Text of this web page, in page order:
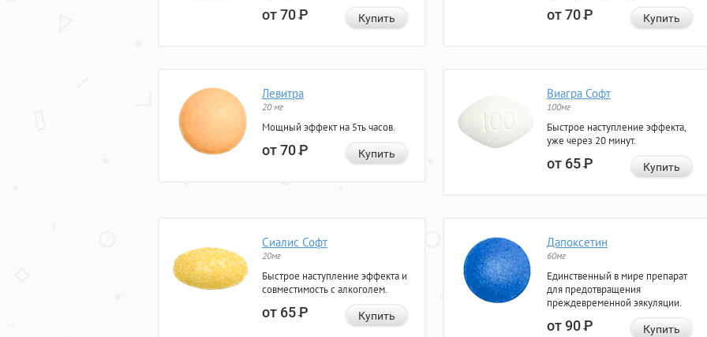
от 70Р Купить от 70Р Купить
Левитра
20 мг
Мощный эффект на 5ть часов.
от 70Р Купить
Виагра Софт
100мг
Быстрое наступление эффекта,
уже через 20 минут.
от 65Р Купить
Сиалис Софт
20мг
Быстрое наступление эффекта и
совместимость с алкоголем.
от 65Р Купить
Дапоксетин
60мг
Единственный в мире препарат
для предотвращения
преждевременной эякуляции.
от 90Р Купить